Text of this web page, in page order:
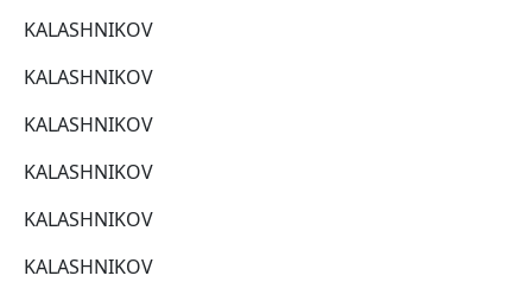
KALASHNIKOV
KALASHNIKOV
KALASHNIKOV
KALASHNIKOV
KALASHNIKOV
KALASHNIKOV